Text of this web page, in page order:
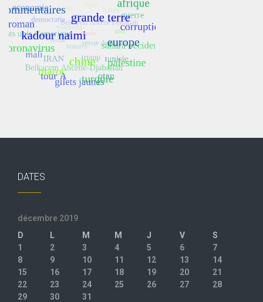
DATES
décembre 2019
D
L M M J V
S
1
2 3 4 5 6
7
8
9 10 11 12 13
14
15
16 17 18 19 20
21
22
23 24 25 26 27
28
29
30 31